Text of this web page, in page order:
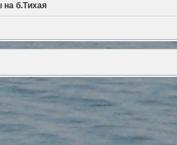
б.Тихая